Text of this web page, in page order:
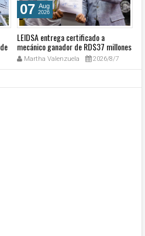
07 Aug
2026
LEIDSA entrega certificado a
mecánico ganador de RD$37 millones
con el Loto
Martha Valenzuela 2026/8/7